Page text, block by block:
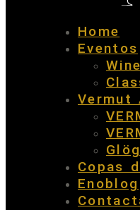
Home
Eventos
Vermut
Copas
Enoblog